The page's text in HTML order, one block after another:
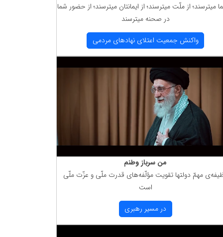
میترسند؛ از ملّت میترسند؛ از ایمانتان میترسند؛ از حضور شما
در صحنه میترسند
واكنش جمعیت اعتلای نهادهای مردمی
من سرباز وطنم
مهمّ دولتها تقویت مؤلّفه‌های قدرت ملّی و عزّت ملّی
است
در مسیر رهبری